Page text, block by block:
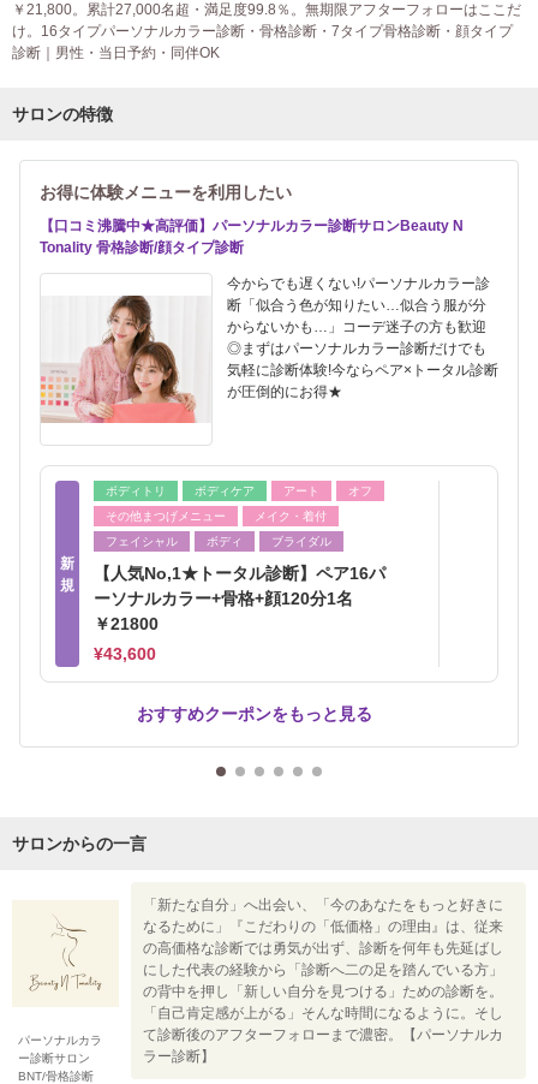
￥21,800。累計27,000名超・満足度99.8％。無期限アフターフォローはここだ
け。16タイプパーソナルカラー診断・骨格診断・7タイプ骨格診断・顔タイプ
診断｜男性・当日予約・同伴OK
サロンの特徴
お得に体験メニューを利用したい
【口コミ沸騰中★高評価】パーソナルカラー診断サロンBeauty N
Tonality 骨格診断/顔タイプ診断
今からでも遅くない!パーソナルカラー診
断「似合う色が知りたい…似合う服が分
からないかも…」コーデ迷子の方も歓迎
◎まずはパーソナルカラー診断だけでも
気軽に診断体験!今ならペア×トータル診断
が圧倒的にお得★
新
規
ボディトリ ボディケア アート
オフ
その他まつげメニュー
メイク・着付
フェイシャル
ボディ ブライダル
【人気No,1★トータル診断】ペア16パ
ーソナルカラー+骨格+顔120分1名
￥21800
¥43,600
おすすめクーポンをもっと見る
サロンからの一言
パーソナルカラ
ー診断サロン
BNT/骨格診断
「新たな自分」へ出会い、「今のあなたをもっと好きに
なるために」『こだわりの「低価格」の理由』は、従来
の高価格な診断では勇気が出ず、診断を何年も先延ばし
にした代表の経験から「診断へ二の足を踏んでいる方」
の背中を押し「新しい自分を見つける」ための診断を。
「自己肯定感が上がる」そんな時間になるように。そし
て診断後のアフターフォローまで濃密。【パーソナルカ
ラー診断】